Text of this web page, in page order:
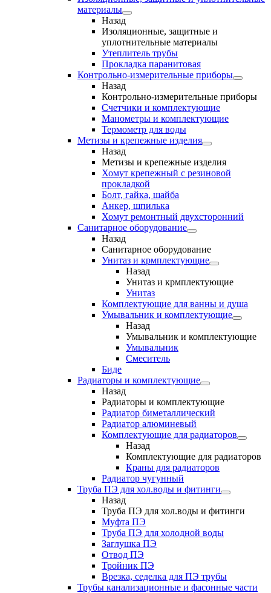
материалы
Назад
Изоляционные, защитные и
уплотнительные материалы
Утеплитель трубы
Прокладка паранитовая
Контрольно-измерительные приборы
Назад
Контрольно-измерительные приборы
Счетчики и комплектующие
Манометры и комплектующие
Термометр для воды
Метизы и крепежные изделия
Назад
Метизы и крепежные изделия
Хомут крепежный с резиновой
прокладкой
Болт, гайка, шайба
Анкер, шпилька
Хомут ремонтный двухсторонний
Санитарное оборудование
Назад
Санитарное оборудование
Унитаз и крмплектующие
Назад
Унитаз и крмплектующие
Унитаз
Комплектующие для ванны и душа
Умывальник и комплектующие
Назад
Умывальник и комплектующие
Умывальник
Смеситель
Биде
Радиаторы и комплектующие
Назад
Радиаторы и комплектующие
Радиатор биметаллический
Радиатор алюминевый
Комплектующие для радиаторов
Назад
Комплектующие для радиаторов
Краны для радиаторов
Радиатор чугунный
Труба ПЭ для хол.воды и фитинги
Назад
Труба ПЭ для хол.воды и фитинги
Муфта ПЭ
Труба ПЭ для холодной воды
Заглушка ПЭ
Отвод ПЭ
Тройник ПЭ
Врезка, седелка для ПЭ трубы
Трубы канализационные и фасонные части